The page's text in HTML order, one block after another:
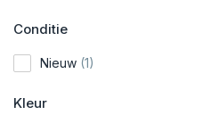
Conditie
Nieuw (1)
Kleur